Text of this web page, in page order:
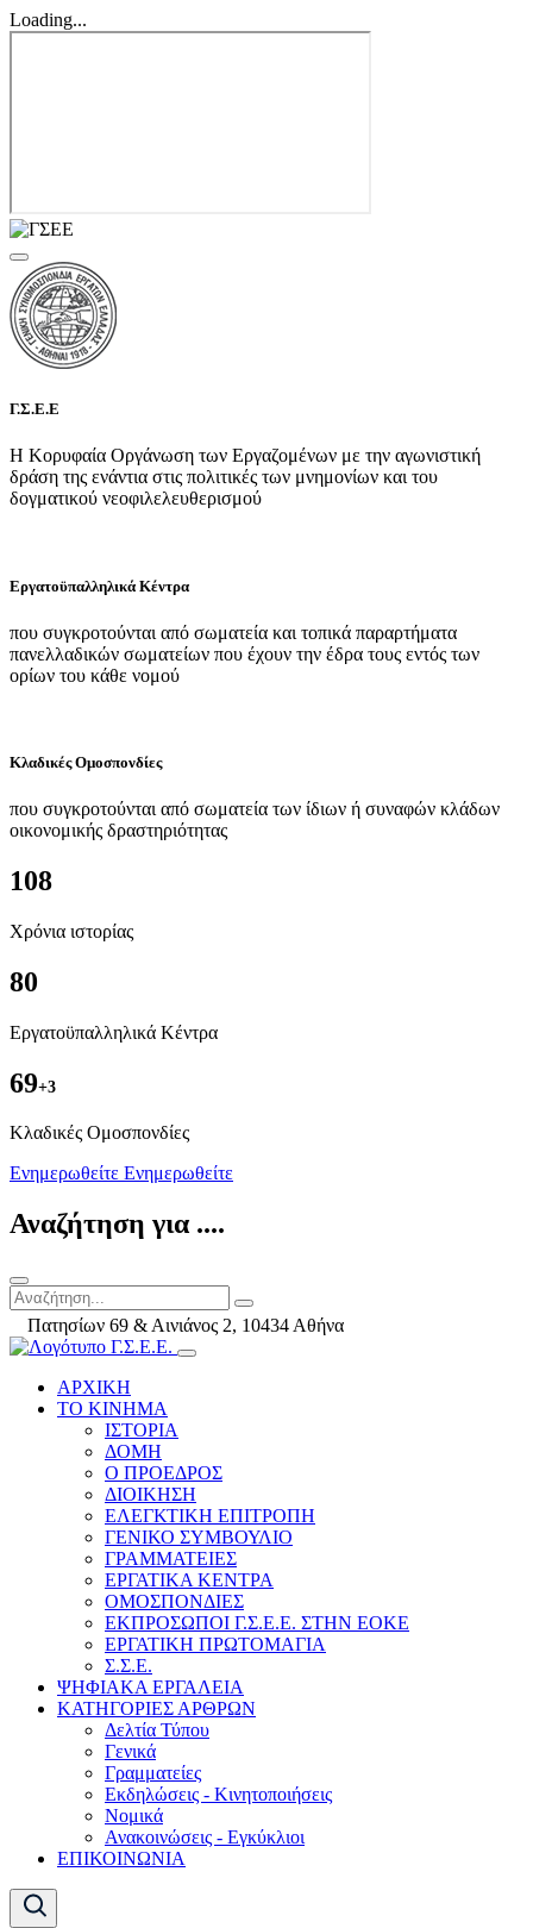
Loading...
Γ.Σ.Ε.Ε
Η Κορυφαία Οργάνωση των Εργαζομένων με την αγωνιστική
δράση της ενάντια στις πολιτικές των μνημονίων και του
δογματικού νεοφιλελευθερισμού
Εργατοϋπαλληλικά Κέντρα
που συγκροτούνται από σωματεία και τοπικά παραρτήματα
πανελλαδικών σωματείων που έχουν την έδρα τους εντός των
ορίων του κάθε νομού
Κλαδικές Ομοσπονδίες
που συγκροτούνται από σωματεία των ίδιων ή συναφών κλάδων
οικονομικής δραστηριότητας
108
Χρόνια ιστορίας
80
Εργατοϋπαλληλικά Κέντρα
69+3
Kλαδικές Ομοσπονδίες
Ενημερωθείτε Ενημερωθείτε
Αναζήτηση για ....
Πατησίων 69 & Αινιάνος 2, 10434 Αθήνα
ΑΡΧΙΚΗ
ΤΟ ΚΙΝΗΜΑ
ΙΣΤΟΡΙΑ
ΔΟΜΗ
Ο ΠΡΟΕΔΡΟΣ
ΔΙΟΙΚΗΣΗ
ΕΛΕΓΚΤΙΚΗ ΕΠΙΤΡΟΠΗ
ΓΕΝΙΚΟ ΣΥΜΒΟΥΛΙΟ
ΓΡΑΜΜΑΤΕΙΕΣ
ΕΡΓΑΤΙΚΑ ΚΕΝΤΡΑ
ΟΜΟΣΠΟΝΔΙΕΣ
ΕΚΠΡΟΣΩΠΟΙ Γ.Σ.Ε.Ε. ΣΤΗΝ ΕΟΚΕ
ΕΡΓΑΤΙΚΗ ΠΡΩΤΟΜΑΓΙΑ
Σ.Σ.Ε.
ΨΗΦΙΑΚΑ ΕΡΓΑΛΕΙΑ
ΚΑΤΗΓΟΡΙΕΣ ΑΡΘΡΩΝ
Δελτία Τύπου
Γενικά
Γραμματείες
Εκδηλώσεις - Κινητοποιήσεις
Νομικά
Ανακοινώσεις - Εγκύκλιοι
ΕΠΙΚΟΙΝΩΝΙΑ